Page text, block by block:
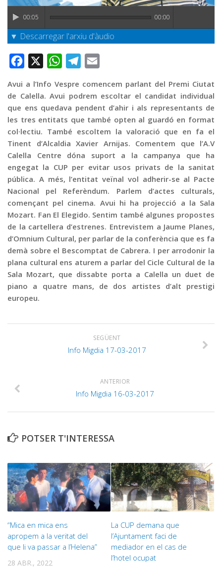
Publicitat
Contacte
00:05 00:00
▼ Descarregar l'arxiu d'àudio
Facebook WhatsAppTelegram
Avui a l’Info Vespre comencem parlant del Premi Ciutat
de Calella. Avui podrem escoltar el candidat individual
que ens quedava pendent d’ahir i als representants de
les tres entitats que també opten al guardó en format
col·lectiu. També escoltem la valoració que en fa el
Tinent d’Alcaldia Xavier Arnijas. Comentem que l’A.V
Calella Centre dóna suport a la campanya que ha
engegat la CUP per evitar usos privats de la sanitat
pública. A més, l’entitat veïnal vol adherir-se al Pacte
Nacional pel Referèndum. Parlem d’actes culturals,
començant pel cinema. Avui hi ha projecció a la Sala
Mozart. Fan El Elegido. Sentim també algunes propostes
de la cartellera d’estrenes. Entrevistem a Jaume Planes,
d’Omnium Cultural, per parlar de la conferència que es fa
demà sobre el Bescomptat de Cabrera. I per arrodonir la
plana cultural ens aturem a parlar del Cicle Cultural de la
Sala Mozart, que dissabte porta a Calella un duet de
piano a quatre mans, de dos artistes d’alt prestigi
europeu.
SEGÜENT
Info Migdia 17-03-2017
ANTERIOR
Info Migdia 16-03-2017
POTSER T'INTERESSA
“Mica en mica ens
apropem a la veritat del
que li va passar a l’Helena”
28 ABR., 2022
La CUP demana que
l’Ajuntament faci de
mediador en el cas de
l’hotel ocupat